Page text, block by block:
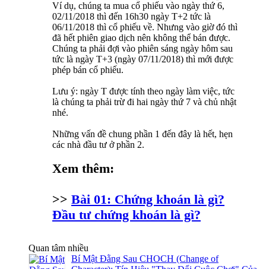
Ví dụ, chúng ta mua cổ phiếu vào ngày thứ 6,
02/11/2018 thì đến 16h30 ngày T+2 tức là
06/11/2018 thì cổ phiếu về. Nhưng vào giờ đó thì
đã hết phiên giao dịch nên không thể bán được.
Chúng ta phải đợi vào phiên sáng ngày hôm sau
tức là ngày T+3 (ngày 07/11/2018) thì mới được
phép bán cổ phiếu.
Lưu ý: ngày T được tính theo ngày làm việc, tức
là chúng ta phải trừ đi hai ngày thứ 7 và chủ nhật
nhé.
Những vấn đề chung phần 1 đến đây là hết, hẹn
các nhà đầu tư ở phần 2.
Xem thêm:
>> Bài 01: Chứng khoán là gì?
Đầu tư chứng khoán là gì?
Quan tâm nhiều
Bí Mật Đằng Sau CHOCH (Change of